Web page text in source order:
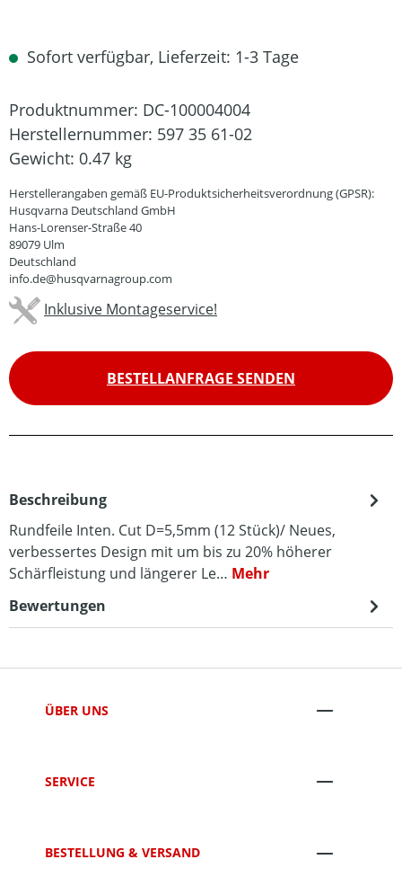
Sofort verfügbar, Lieferzeit: 1-3 Tage
Produktnummer: DC-100004004
Herstellernummer: 597 35 61-02
Gewicht: 0.47 kg
Herstellerangaben gemäß EU-Produktsicherheitsverordnung (GPSR):
Husqvarna Deutschland GmbH
Hans-Lorenser-Straße 40
89079 Ulm
Deutschland
info.de@husqvarnagroup.com
Inklusive Montageservice!
BESTELLANFRAGE SENDEN
Beschreibung
Rundfeile Inten. Cut D=5,5mm (12 Stück)/ Neues,
verbessertes Design mit um bis zu 20% höherer
Schärfleistung und längerer Le… Mehr
Bewertungen
ÜBER UNS
SERVICE
BESTELLUNG & VERSAND